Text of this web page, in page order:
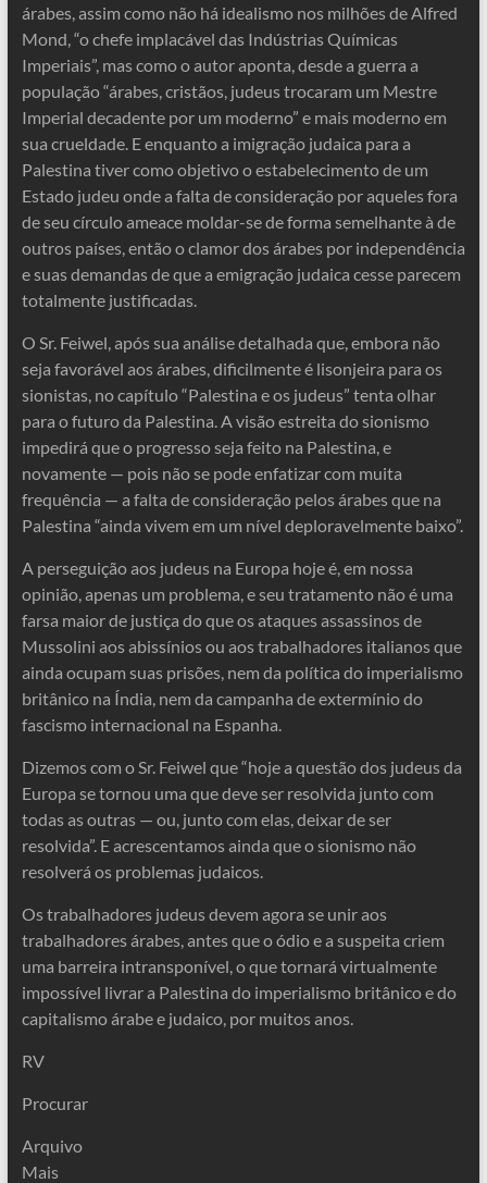
árabes, assim como não há idealismo nos milhões de Alfred
Mond, “o chefe implacável das Indústrias Químicas
Imperiais”, mas como o autor aponta, desde a guerra a
população “árabes, cristãos, judeus trocaram um Mestre
Imperial decadente por um moderno” e mais moderno em
sua crueldade. E enquanto a imigração judaica para a
Palestina tiver como objetivo o estabelecimento de um
Estado judeu onde a falta de consideração por aqueles fora
de seu círculo ameace moldar-se de forma semelhante à de
outros países, então o clamor dos árabes por independência
e suas demandas de que a emigração judaica cesse parecem
totalmente justificadas.
O Sr. Feiwel, após sua análise detalhada que, embora não
seja favorável aos árabes, dificilmente é lisonjeira para os
sionistas, no capítulo “Palestina e os judeus” tenta olhar
para o futuro da Palestina. A visão estreita do sionismo
impedirá que o progresso seja feito na Palestina, e
novamente — pois não se pode enfatizar com muita
frequência — a falta de consideração pelos árabes que na
Palestina “ainda vivem em um nível deploravelmente baixo”.
A perseguição aos judeus na Europa hoje é, em nossa
opinião, apenas um problema, e seu tratamento não é uma
farsa maior de justiça do que os ataques assassinos de
Mussolini aos abissínios ou aos trabalhadores italianos que
ainda ocupam suas prisões, nem da política do imperialismo
britânico na Índia, nem da campanha de extermínio do
fascismo internacional na Espanha.
Dizemos com o Sr. Feiwel que “hoje a questão dos judeus da
Europa se tornou uma que deve ser resolvida junto com
todas as outras — ou, junto com elas, deixar de ser
resolvida”. E acrescentamos ainda que o sionismo não
resolverá os problemas judaicos.
Os trabalhadores judeus devem agora se unir aos
trabalhadores árabes, antes que o ódio e a suspeita criem
uma barreira intransponível, o que tornará virtualmente
impossível livrar a Palestina do imperialismo britânico e do
capitalismo árabe e judaico, por muitos anos.
RV
Procurar
Arquivo
Mais